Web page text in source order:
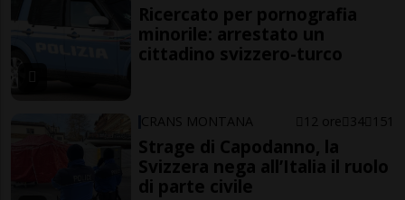
Ricercato per pornografia
minorile: arrestato un
cittadino svizzero-turco
CRANS MONTANA 12 ore 34 151
Strage di Capodanno, la
Svizzera nega all’Italia il ruolo
di parte civile